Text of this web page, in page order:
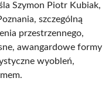
Szymon Piotr Kubiak,
szczególną
przestrzennego,
awangardowe formy
wyobleń,